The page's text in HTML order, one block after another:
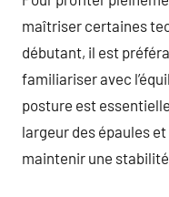
maîtriser certaines
débutant, il est
familiariser avec
posture est
largeur des épaules
maintenir une